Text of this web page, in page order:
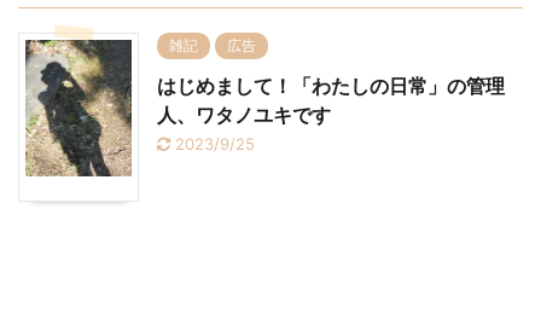
雑記 広告
はじめまして！「わたしの日常」の管理
人、ワタノユキです
2023/9/25